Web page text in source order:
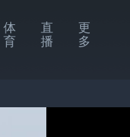
体
育
直
播
更
多